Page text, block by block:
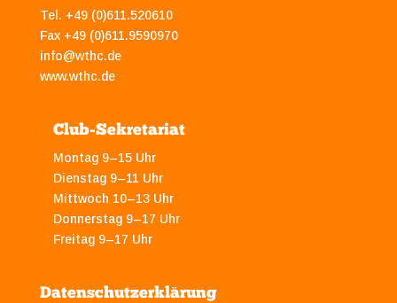
Tel. +49 (0)611.520610
Fax +49 (0)611.9590970
info@wthc.de
www.wthc.de
Club-Sekretariat
Montag 9–15 Uhr
Dienstag 9–11 Uhr
Mittwoch 10–13 Uhr
Donnerstag 9–17 Uhr
Freitag 9–17 Uhr
Datenschutzerklärung